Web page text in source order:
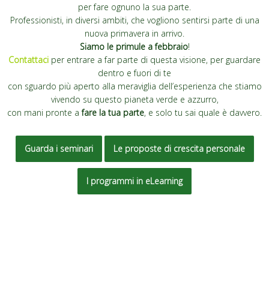
per fare ognuno la sua parte.
Professionisti, in diversi ambiti, che vogliono sentirsi parte di una
nuova primavera in arrivo.
Siamo le primule a febbraio!
Contattaci per entrare a far parte di questa visione, per guardare
dentro e fuori di te
con sguardo più aperto alla meraviglia dell’esperienza che stiamo
vivendo su questo pianeta verde e azzurro,
con mani pronte afare la tua parte, e solo tu sai quale è davvero.
Guarda i seminari Le proposte di crescita personale
I programmi in eLearning